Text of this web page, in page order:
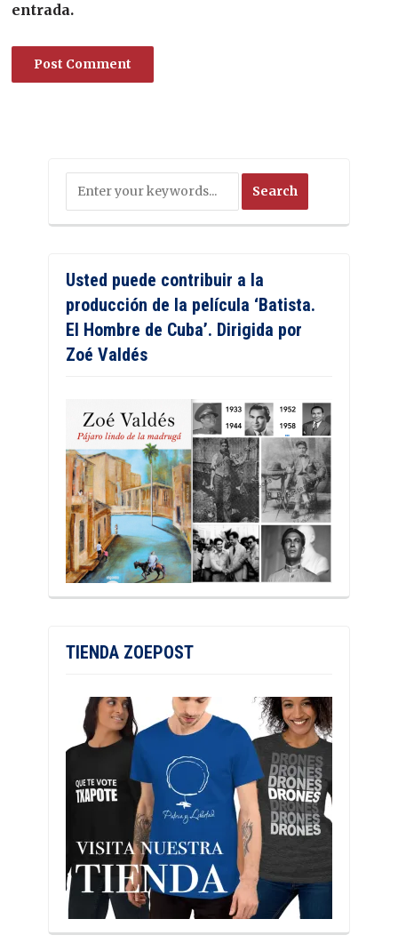
entrada.
Usted puede contribuir a la
producción de la película ‘Batista.
El Hombre de Cuba’. Dirigida por
Zoé Valdés
TIENDA ZOEPOST